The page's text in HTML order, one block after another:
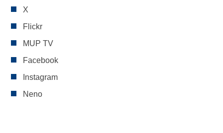
X
Flickr
MUP TV
Facebook
Instagram
Neno